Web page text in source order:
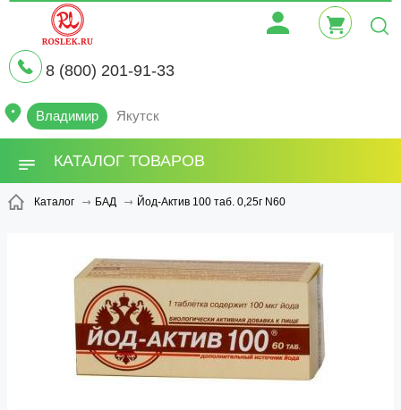
8 (800) 201-91-33
Владимир Якутск
КАТАЛОГ ТОВАРОВ
Каталог БАД Йод-Актив 100 таб. 0,25г N60